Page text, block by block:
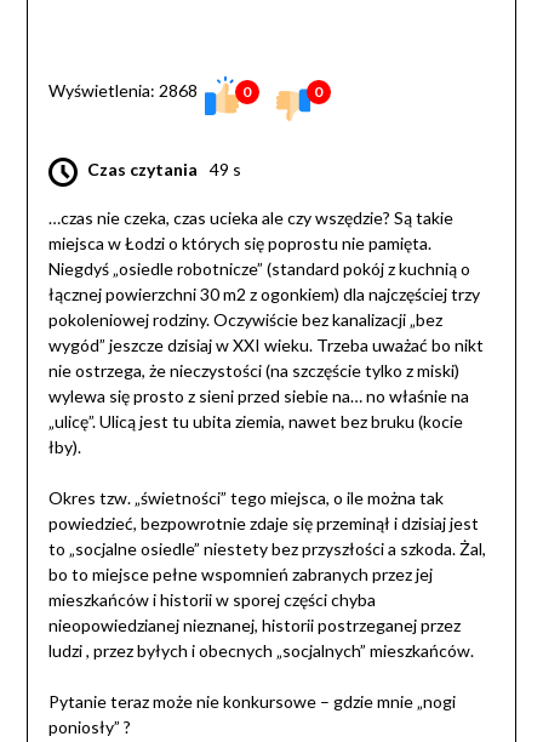
Wyświetlenia: 2868 0 0
Czas czytania 49 s
…czas nie czeka, czas ucieka ale czy wszędzie? Są takie
miejsca w Łodzi o których się poprostu nie pamięta.
Niegdyś „osiedle robotnicze” (standard pokój z kuchnią o
łącznej powierzchni 30 m2 z ogonkiem) dla najczęściej trzy
pokoleniowej rodziny. Oczywiście bez kanalizacji „bez
wygód” jeszcze dzisiaj w XXI wieku. Trzeba uważać bo nikt
nie ostrzega, że nieczystości (na szczęście tylko z miski)
wylewa się prosto z sieni przed siebie na… no właśnie na
„ulicę”. Ulicą jest tu ubita ziemia, nawet bez bruku (kocie
łby).
Okres tzw. „świetności” tego miejsca, o ile można tak
powiedzieć, bezpowrotnie zdaje się przeminął i dzisiaj jest
to „socjalne osiedle” niestety bez przyszłości a szkoda. Żal,
bo to miejsce pełne wspomnień zabranych przez jej
mieszkańców i historii w sporej części chyba
nieopowiedzianej nieznanej, historii postrzeganej przez
ludzi , przez byłych i obecnych „socjalnych” mieszkańców.
Pytanie teraz może nie konkursowe – gdzie mnie „nogi
poniosły” ?